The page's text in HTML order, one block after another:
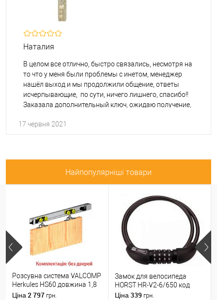
Наталия
В целом все отлично, быстро связались, несмотря на
то что у меня были проблемы с инетом, менеджер
нашёл выход и мы продолжили общение, ответы
исчерпывающие, по сути, ничего лишнего, спасибо!!
Заказала дополнительный ключ, ожидаю получение,
17 червня 2021
Найпопулярніші товари
Розсувна система VALCOMP
Herkules HS60 довжина 1,8
м на 1 полотно вагою до 60
Ціна 2 797 грн.
Замок для велосипеда
HORST HR-V2-6/650 код
Ціна 339 грн.